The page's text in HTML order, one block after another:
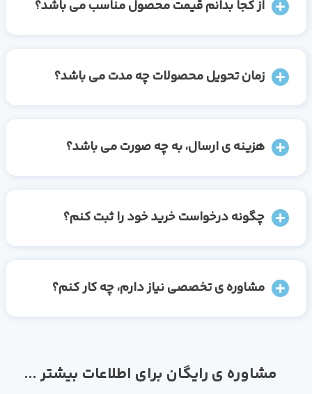
از کجا بدانم قیمت محصول مناسب می باشد؟
زمان تحویل محصولات چه مدت می باشد؟
هزینه ی ارسال، به چه صورت می باشد؟
چگونه درخواست خرید خود را ثبت کنم؟
مشاوره ی تخصصی نیاز دارم، چه کار کنم؟
مشاوره ی رایگان برای اطلاعات بیشتر ...